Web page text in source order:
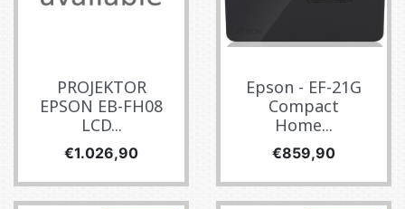
PROJEKTOR
EPSON EB-FH08
LCD...
Fiyat
€1.026,90
Epson - EF-21G
Compact
Home...
Fiyat
€859,90